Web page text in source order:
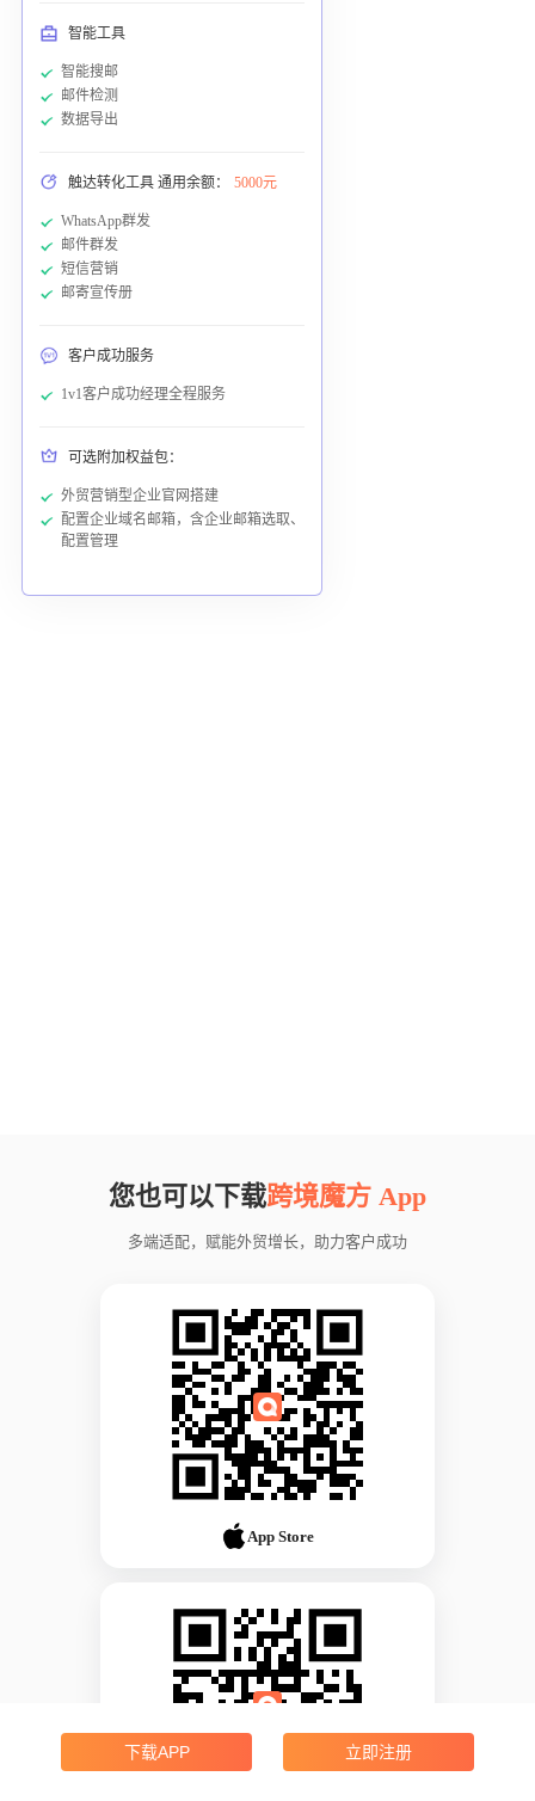
智能工具
智能搜邮
邮件检测
数据导出
触达转化工具 通用余额： 5000元
WhatsApp群发
邮件群发
短信营销
邮寄宣传册
客户成功服务
1v1客户成功经理全程服务
可选附加权益包：
外贸营销型企业官网搭建
配置企业域名邮箱，含企业邮箱选取、
配置管理
您也可以下载跨境魔方 App
多端适配，赋能外贸增长，助力客户成功
App Store
下载APP 立即注册